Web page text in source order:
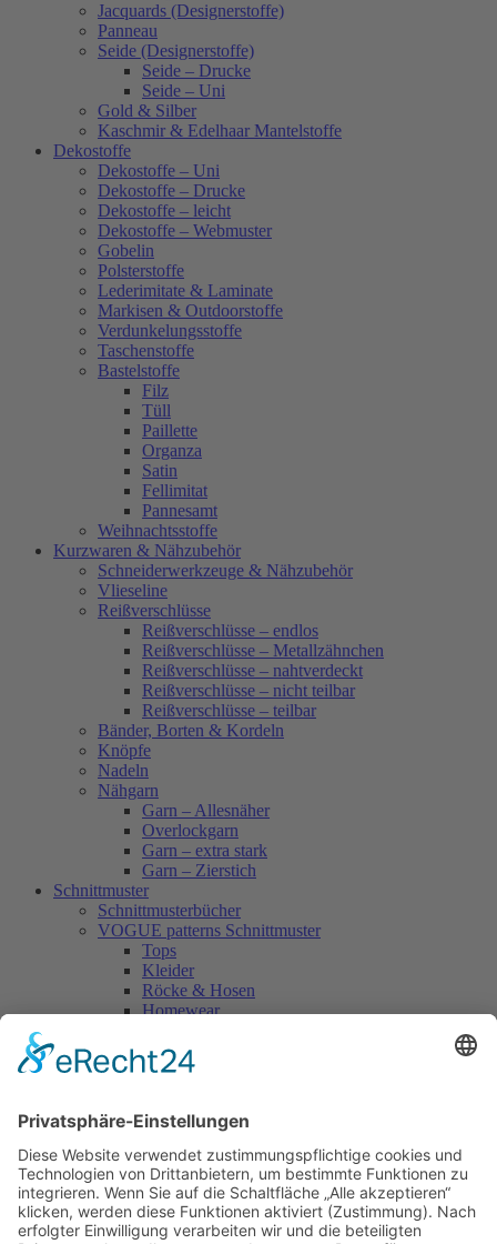
Jacquards (Designerstoffe)
Panneau
Seide (Designerstoffe)
Seide – Drucke
Seide – Uni
Gold & Silber
Kaschmir & Edelhaar Mantelstoffe
Dekostoffe
Dekostoffe – Uni
Dekostoffe – Drucke
Dekostoffe – leicht
Dekostoffe – Webmuster
Gobelin
Polsterstoffe
Lederimitate & Laminate
Markisen & Outdoorstoffe
Verdunkelungsstoffe
Taschenstoffe
Bastelstoffe
Filz
Tüll
Paillette
Organza
Satin
Fellimitat
Pannesamt
Weihnachtsstoffe
Kurzwaren & Nähzubehör
Schneiderwerkzeuge & Nähzubehör
Vlieseline
Reißverschlüsse
Reißverschlüsse – endlos
Reißverschlüsse – Metallzähnchen
Reißverschlüsse – nahtverdeckt
Reißverschlüsse – nicht teilbar
Reißverschlüsse – teilbar
Bänder, Borten & Kordeln
Knöpfe
Nadeln
Nähgarn
Garn – Allesnäher
Overlockgarn
Garn – extra stark
Garn – Zierstich
Schnittmuster
Schnittmusterbücher
VOGUE patterns Schnittmuster
Tops
Kleider
Röcke & Hosen
Homewear
Vogue Vintage
Herren
Accessoires
Einzelschnittmuster Burda
Tops
Kleider
Röcke & Hosen
Homewear
Jacken & Mäntel